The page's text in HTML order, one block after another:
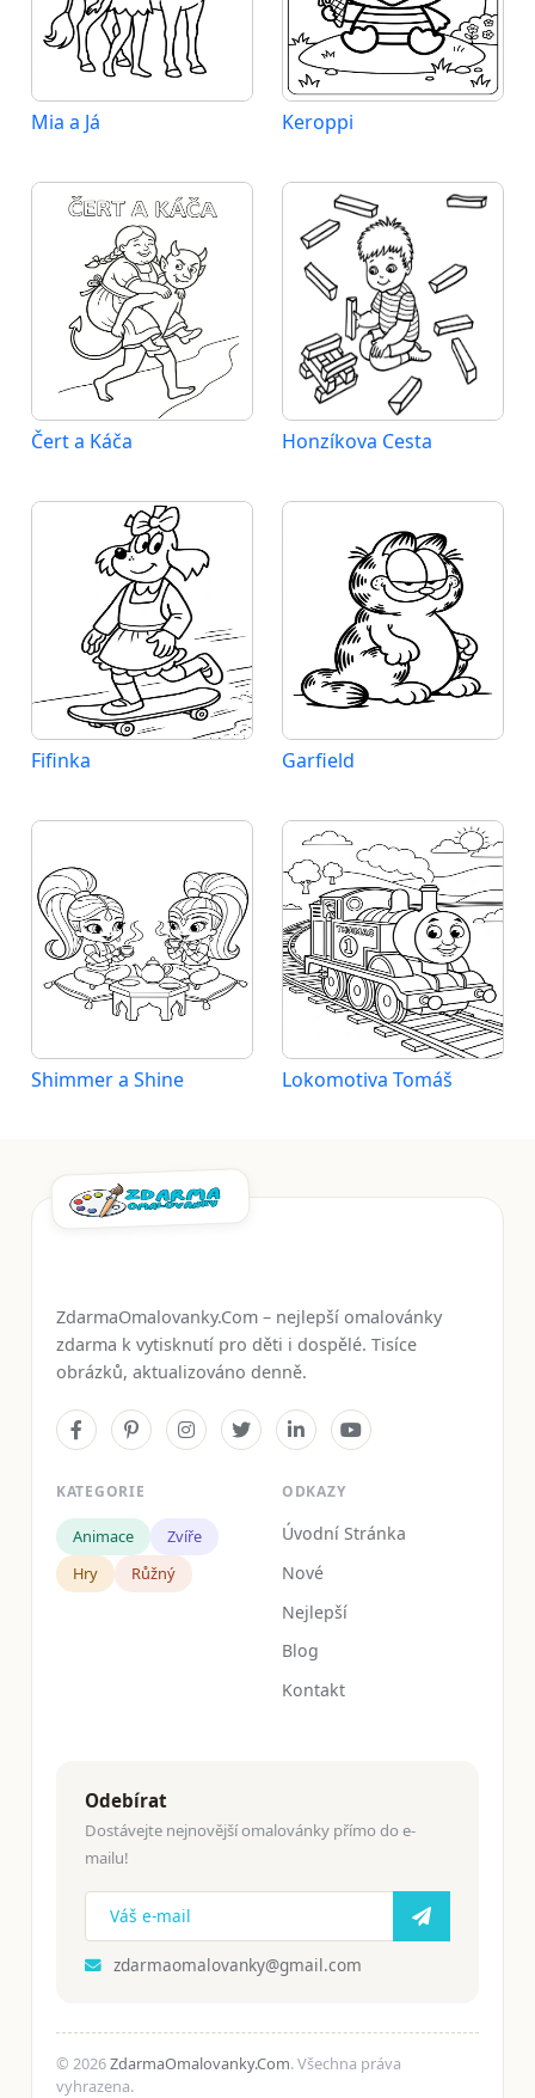
Mia a Já Keroppi
Čert a Káča Honzíkova Cesta
Fifinka Garfield
Shimmer a Shine Lokomotiva Tomáš
ZdarmaOmalovanky.Com – nejlepší omalovánky
zdarma k vytisknutí pro děti i dospělé. Tisíce
obrázků, aktualizováno denně.
KATEGORIE
Animace
Zvíře
Hry
Růžný
ODKAZY
Úvodní Stránka
Nové
Nejlepší
Blog
Kontakt
Odebírat
Dostávejte nejnovější omalovánky přímo do e-
mailu!
zdarmaomalovanky@gmail.com
© 2026ZdarmaOmalovanky.Com. Všechna práva
vyhrazena.